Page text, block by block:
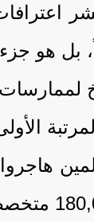
بل هو